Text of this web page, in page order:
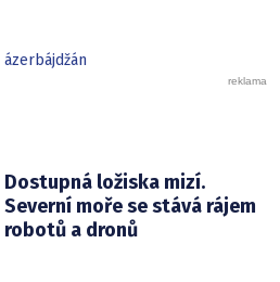
ázerbájdžán
Dostupná ložiska mizí.
Severní moře se stává rájem
robotů a dronů